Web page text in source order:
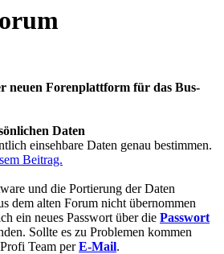
neuen Forenplattform für das Bus-
Daten
einsehbare Daten genau bestimmen.
Beitrag.
und die Portierung der Daten
dem alten Forum nicht übernommen
ein neues Passwort über die Passwort
Sollte es zu Problemen kommen
Team perE-Mail.